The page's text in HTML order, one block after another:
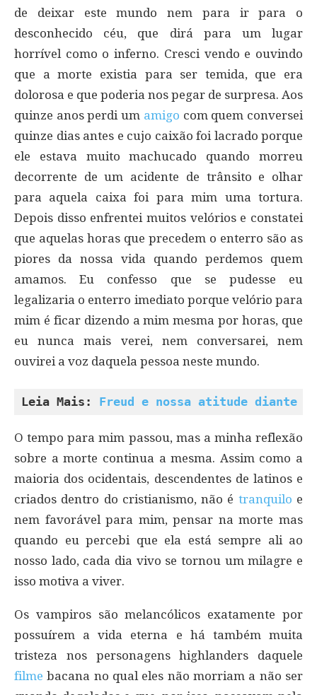
de deixar este mundo nem para ir para o
desconhecido céu, que dirá para um lugar
horrível como o inferno. Cresci vendo e ouvindo
que a morte existia para ser temida, que era
dolorosa e que poderia nos pegar de surpresa. Aos
quinze anos perdi um amigo com quem conversei
quinze dias antes e cujo caixão foi lacrado porque
ele estava muito machucado quando morreu
decorrente de um acidente de trânsito e olhar
para aquela caixa foi para mim uma tortura.
Depois disso enfrentei muitos velórios e constatei
que aquelas horas que precedem o enterro são as
piores da nossa vida quando perdemos quem
amamos. Eu confesso que se pudesse eu
legalizaria o enterro imediato porque velório para
mim é ficar dizendo a mim mesma por horas, que
eu nunca mais verei, nem conversarei, nem
ouvirei a voz daquela pessoa neste mundo.
Leia Mais: Freud e nossa atitude diante
O tempo para mim passou, mas a minha reflexão
sobre a morte continua a mesma. Assim como a
maioria dos ocidentais, descendentes de latinos e
criados dentro do cristianismo, não é tranquilo e
nem favorável para mim, pensar na morte mas
quando eu percebi que ela está sempre ali ao
nosso lado, cada dia vivo se tornou um milagre e
isso motiva a viver.
Os vampiros são melancólicos exatamente por
possuírem a vida eterna e há também muita
tristeza nos personagens highlanders daquele
filme bacana no qual eles não morriam a não ser